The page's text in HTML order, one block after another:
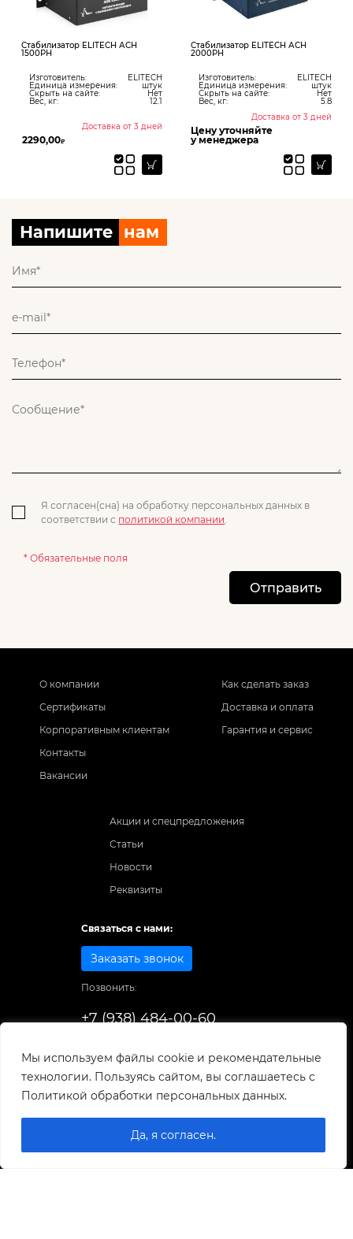
Мы используем файлы cookie и рекомендательные
технологии. Пользуясь сайтом, вы соглашаетесь с
Политикой обработки персональных данных.
Да, я согласен.
Стабилизатор ELITECH АСН
1500РН
Изготовитель: ELITECH
Единица измерения: штук
Скрыть на сайте: Нет
Вес, кг: 12.1
Доставка от 3 дней
2290,00₽
Стабилизатор ELITECH АСН
2000РН
Изготовитель: ELITECH
Единица измерения: штук
Скрыть на сайте: Нет
Вес, кг:
5.8
Доставка от 3 дней
Цену уточняйте
у менеджера
Напишите нам
Я согласен(сна) на обработку персональных данных в
соответствии с политикой компании
* Обязательные поля
Отправить
О компании
Сертификаты
Корпоративным клиентам
Контакты
Вакансии
Как сделать заказ
Доставка и оплата
Гарантия и сервис
Акции и спецпредложения
Статьи
Новости
Реквизиты
Связаться с нами:
Заказать звонок
Позвонить:
+7 (938) 484-00-60
© 1998-2025
0